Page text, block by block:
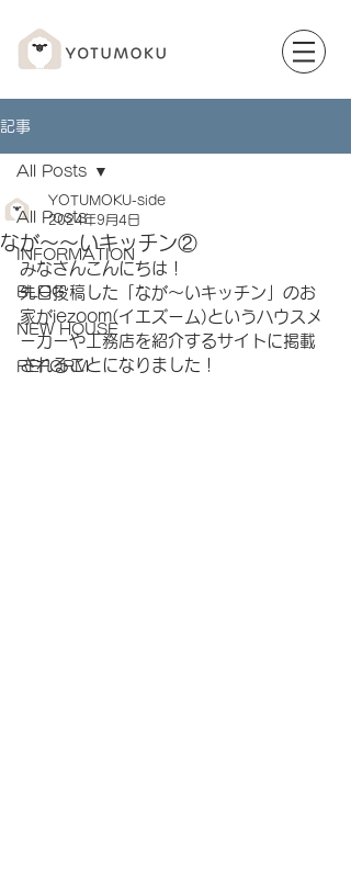
記事
All Posts
INFORMATION
BLOG
NEW HOUSE
REFORM
All Posts
なが～～いキッチン②
YOTUMOKU-side
2024年9月4日
みなさんこんにちは！
先日投稿した「なが～いキッチン」のお
家がiezoom(イエズーム)というハウスメ
ーカーや工務店を紹介するサイトに掲載
されることになりました！